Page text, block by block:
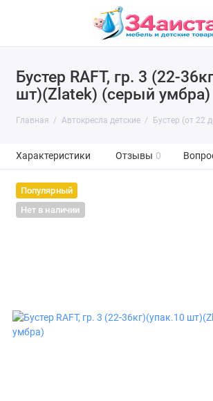
Бустер RAFT, гр. 3 (22-
шт)(Zlatek) (серый умбра)
Главная Автокресла детские Бустер (от 22
Характеристики Отзывы 0
Популярный
Нет в наличии